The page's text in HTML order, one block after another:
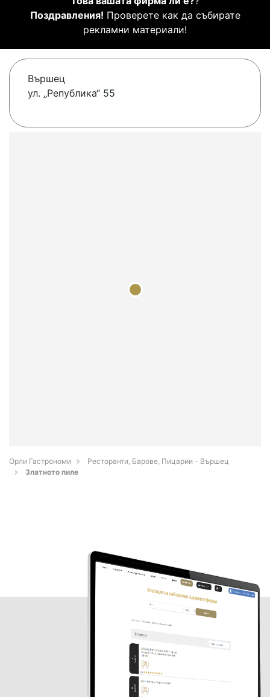
Поздравления! Проверете как да събирате
рекламни материали!
Вършец
ул. „Република“ 55
Орли Гастрономи
Ресторанти, Барове, Пицарии - Вършец
Златното пиле